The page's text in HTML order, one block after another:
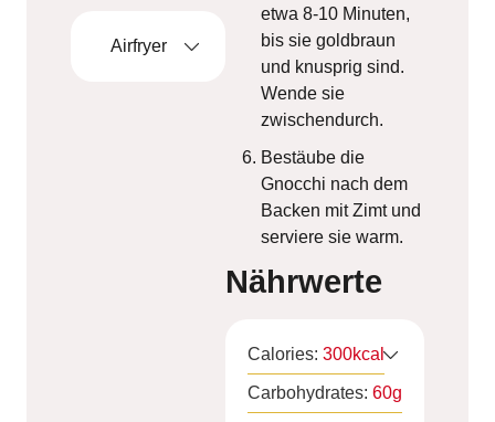
Airfryer
etwa 8-10 Minuten,
bis sie goldbraun
und knusprig sind.
Wende sie
zwischendurch.
Bestäube die
Gnocchi nach dem
Backen mit Zimt und
serviere sie warm.
Nährwerte
Calories: 300kcal
Carbohydrates: 60g